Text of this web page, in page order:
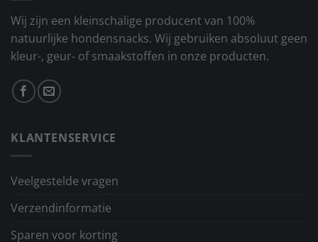
Wij zijn een kleinschalige producent van 100%
natuurlijke hondensnacks. Wij gebruiken absoluut geen
kleur-, geur- of smaakstoffen in onze producten.
KLANTENSERVICE
Veelgestelde vragen
Verzendinformatie
Sparen voor korting